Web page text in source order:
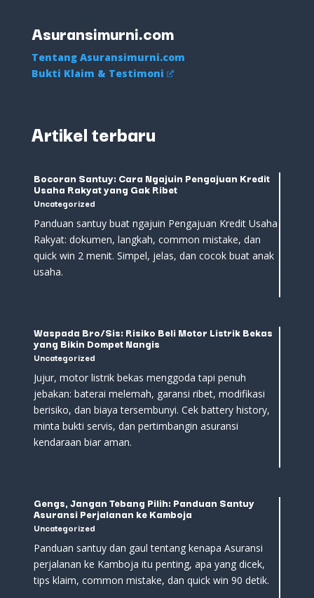
Asuransimurni.com
Tentang Asuransimurni.com
Bukti Klaim & Testimoni
Artikel terbaru
Bocoran Santuy: Cara Ngajuin Pengajuan Kredit
Usaha Rakyat yang Gak Ribet
Uncategorized
Panduan santuy buat ngajuin Pengajuan Kredit Usaha
Rakyat: dokumen, langkah, common mistake, dan
quick win 2 menit. Simpel, jelas, dan cocok buat anak
usaha.
Waspada Bro/Sis: Risiko Beli Motor Listrik Bekas
yang Bikin Dompet Nangis
Uncategorized
Jujur, motor listrik bekas menggoda tapi penuh
jebakan: baterai melemah, garansi ribet, modifikasi
berisiko, dan biaya tersembunyi. Cek battery history,
minta bukti servis, dan pertimbangin asuransi
kendaraan biar aman.
Gengs, Jangan Tebang Pilih: Panduan Santuy
Asuransi Perjalanan ke Kamboja
Uncategorized
Panduan santuy dan gaul tentang kenapa Asuransi
perjalanan ke Kamboja itu penting, apa yang dicek,
tips klaim, common mistake, dan quick win 90 detik.